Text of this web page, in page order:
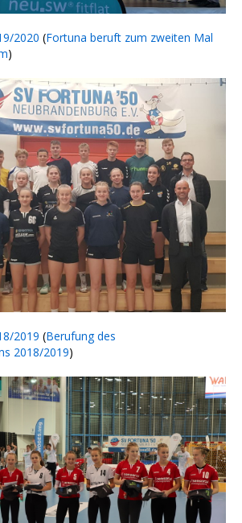
2020 (Fortuna beruft zum zweiten Mal
)
2019 (Berufung des
2018/2019)